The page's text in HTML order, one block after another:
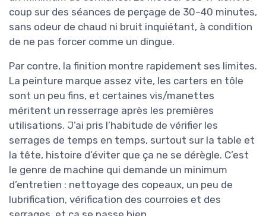
coup sur des séances de perçage de 30–40 minutes,
sans odeur de chaud ni bruit inquiétant, à condition
de ne pas forcer comme un dingue.
Par contre, la finition montre rapidement ses limites.
La peinture marque assez vite, les carters en tôle
sont un peu fins, et certaines vis/manettes
méritent un resserrage après les premières
utilisations. J’ai pris l’habitude de vérifier les
serrages de temps en temps, surtout sur la table et
la tête, histoire d’éviter que ça ne se dérègle. C’est
le genre de machine qui demande un minimum
d’entretien : nettoyage des copeaux, un peu de
lubrification, vérification des courroies et des